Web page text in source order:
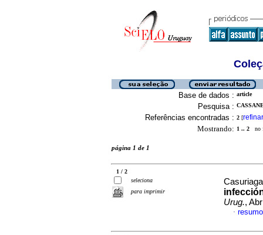
Base de dados : article
Pesquisa :
Referências encontradas : 2 [refinar
Mostrando: 1 .. 2 no
página 1 de 1
1 / 2
seleciona
para imprimir
Urug.,
·